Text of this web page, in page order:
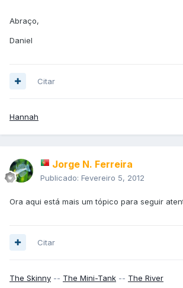
Abraço,
Daniel
Citar
Hannah
Jorge N. Ferreira
Publicado: Fevereiro 5, 2012
Ora aqui está mais um tópico para seguir
Citar
The Skinny -- The Mini-Tank -- The River